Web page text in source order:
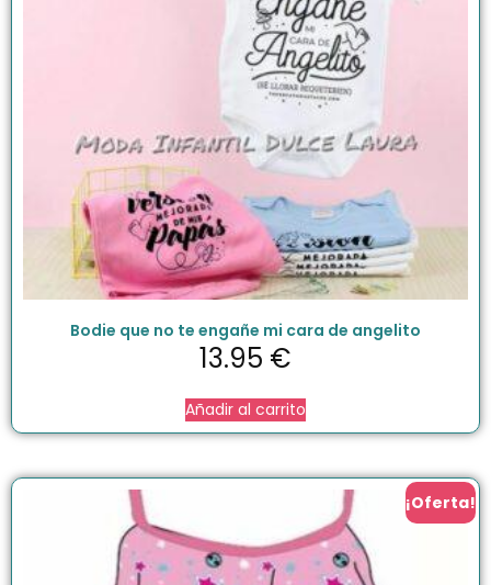
Bodie que no te engañe mi cara de angelito
13.95 €
Añadir al carrito
¡Oferta!